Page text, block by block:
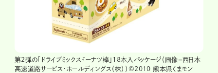
第2弾の「ドライブミックスドーナツ棒」18本入パッケージ（画像＝西日本
高速道路サービス・ホールディングス（株））©2010 熊本県くまモン